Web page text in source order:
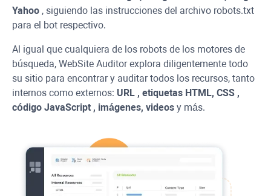
Yahoo , siguiendo las instrucciones del archivo robots.txt
para el bot respectivo.
Al igual que cualquiera de los robots de los motores de
búsqueda, WebSite Auditorexplora diligentemente todo
su sitio para encontrar y auditar todos los recursos, tanto
internos como externos: URL , etiquetas HTML, CSS ,
código JavaScript , imágenes, videos y más.